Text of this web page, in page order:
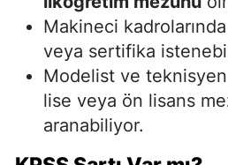
Makineci
veya sertifika
Modelist ve
lise veya ön lisans
aranabiliyor.